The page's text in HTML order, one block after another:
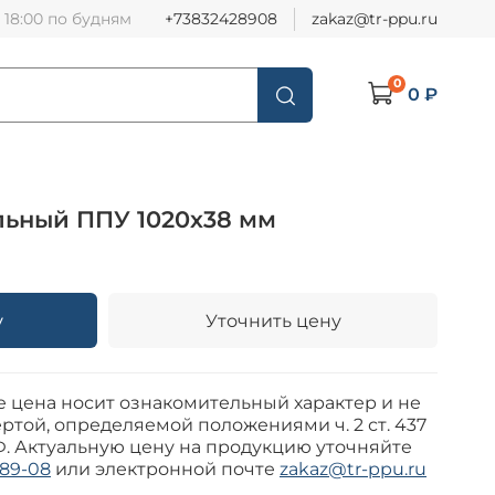
18:00 по будням +73832428908 zakaz@tr-ppu.ru
0 0 ₽
ППУ 1020х38 мм
Уточнить цену
цена носит ознакомительный характер и не
определяемой положениями ч. 2 ст. 437
Актуальную цену на продукцию уточняйте
08 или электронной почте zakaz@tr-ppu.ru